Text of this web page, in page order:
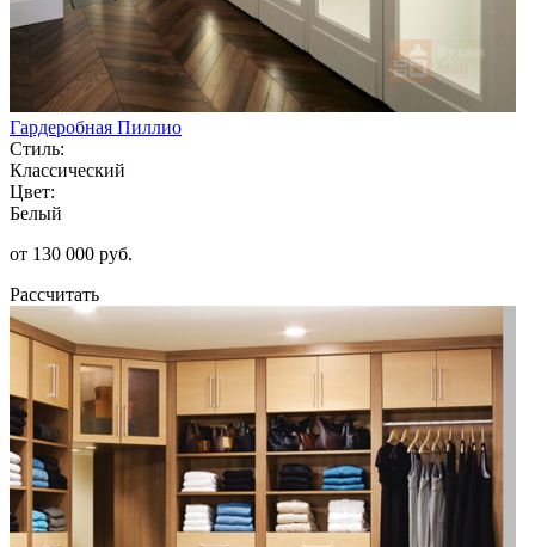
Гардеробная Пиллио
Стиль:
Классический
Цвет:
Белый
от 130 000 руб.
Рассчитать